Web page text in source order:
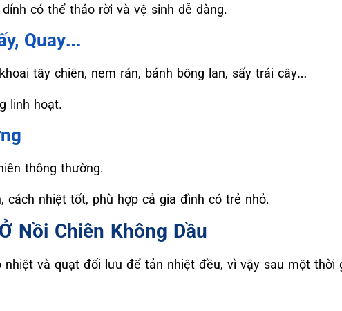
có thể tháo rời và vệ sinh dễ dàng.
Quay…
tây chiên, nem rán, bánh bông lan, sấy trái cây…
linh hoạt.
thông thường.
nhiệt tốt, phù hợp cả gia đình có trẻ nhỏ.
Nồi Chiên Không Dầu
và quạt đối lưu để tản nhiệt đều, vì vậy sau một thời